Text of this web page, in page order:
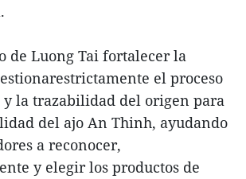
de Luong Tai fortalecer la
el proceso
y la trazabilidad del origen para
del ajo An Thinh, ayudando
a reconocer,
y elegir los productos de